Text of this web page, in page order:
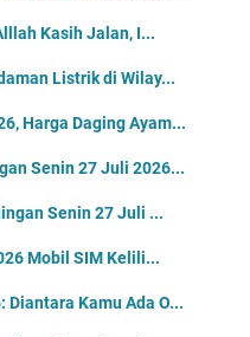
Kasih Jalan, I...
Listrik di Wilay...
Harga Daging Ayam...
Senin 27 Juli 2026...
Senin 27 Juli ...
Mobil SIM Kelili...
Diantara Kamu Ada O...